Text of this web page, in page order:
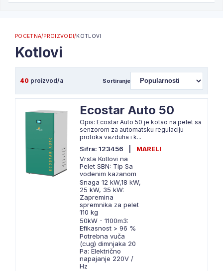
POCETNA/PROIZVODI/KOTLOVI
Kotlovi
40 proizvod/a Sortiranje
Ecostar Auto 50
Opis: Ecostar Auto 50 je kotao na pelet sa
senzorom za automatsku regulaciju
protoka vazduha i k...
Sifra: 123456
MARELI
Vrsta Kotlovi na
Pelet SBN: Tip Sa
vodenim kazanom
Snaga 12 kW,18 kW,
25 kW, 35 kW:
Zapremina
spremnika za pelet
110 kg
50kW - 1100m3:
Efikasnost > 96 %
Potrebna vuča
(cug) dimnjaka 20
Pa: Električno
napajanje 220V /
Hz